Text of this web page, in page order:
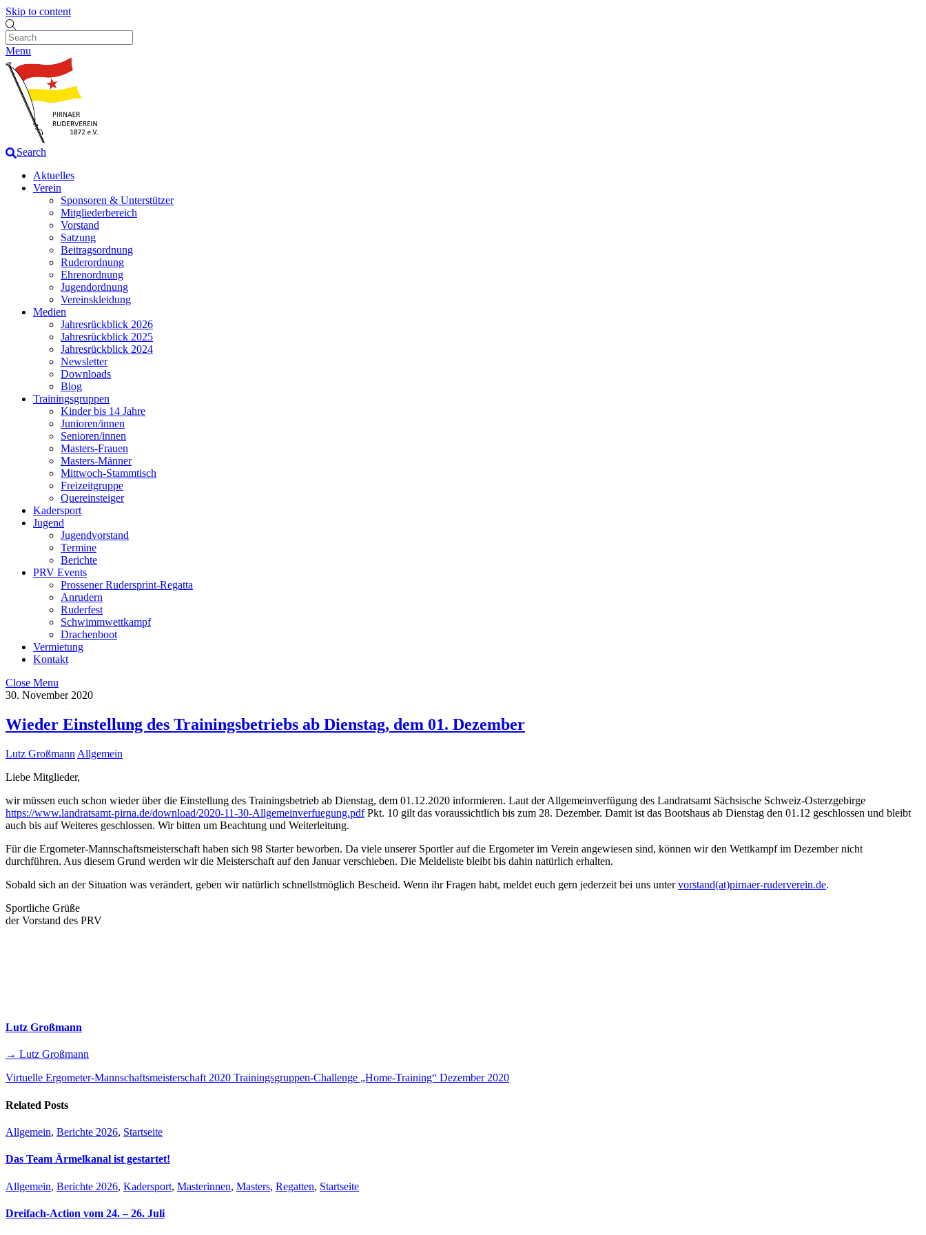
Skip to content
Menu
Search
Aktuelles
Verein
Sponsoren & Unterstützer
Mitgliederbereich
Vorstand
Satzung
Beitragsordnung
Ruderordnung
Ehrenordnung
Jugendordnung
Vereinskleidung
Medien
Jahresrückblick 2026
Jahresrückblick 2025
Jahresrückblick 2024
Newsletter
Downloads
Blog
Trainingsgruppen
Kinder bis 14 Jahre
Junioren/innen
Senioren/innen
Masters-Frauen
Masters-Männer
Mittwoch-Stammtisch
Freizeitgruppe
Quereinsteiger
Kadersport
Jugend
Jugendvorstand
Termine
Berichte
PRV Events
Prossener Rudersprint-Regatta
Anrudern
Ruderfest
Schwimmwettkampf
Drachenboot
Vermietung
Kontakt
Close Menu
30. November 2020
Wieder Einstellung des Trainingsbetriebs ab Dienstag, dem 01. Dezember
Lutz Großmann Allgemein
Liebe Mitglieder,
wir müssen euch schon wieder über die Einstellung des Trainingsbetrieb ab Dienstag, dem 01.12.2020 informieren. Laut der Allgemeinverfügung des Landratsamt Sächsische Schweiz-Osterzgebirge
https://www.landratsamt-pirna.de/download/2020-11-30-Allgemeinverfuegung.pdfPkt. 10 gilt das voraussichtlich bis zum 28. Dezember. Damit ist das Bootshaus ab Dienstag den 01.12 geschlossen und bleibt
auch bis auf Weiteres geschlossen. Wir bitten um Beachtung und Weiterleitung.
Für die Ergometer-Mannschaftsmeisterschaft haben sich 98 Starter beworben. Da viele unserer Sportler auf die Ergometer im Verein angewiesen sind, können wir den Wettkampf im Dezember nicht
durchführen. Aus diesem Grund werden wir die Meisterschaft auf den Januar verschieben. Die Meldeliste bleibt bis dahin natürlich erhalten.
Sobald sich an der Situation was verändert, geben wir natürlich schnellstmöglich Bescheid. Wenn ihr Fragen habt, meldet euch gern jederzeit bei uns untervorstand(at)pirnaer-ruderverein.de.
Sportliche Grüße
der Vorstand des PRV
Lutz Großmann
→ Lutz Großmann
Virtuelle Ergometer-Mannschaftsmeisterschaft 2020 Trainingsgruppen-Challenge „Home-Training“ Dezember 2020
Related Posts
Allgemein, Berichte 2026, Startseite
Das Team Ärmelkanal ist gestartet!
Allgemein, Berichte 2026, Kadersport, Masterinnen, Masters, Regatten, Startseite
Dreifach-Action vom 24. – 26. Juli